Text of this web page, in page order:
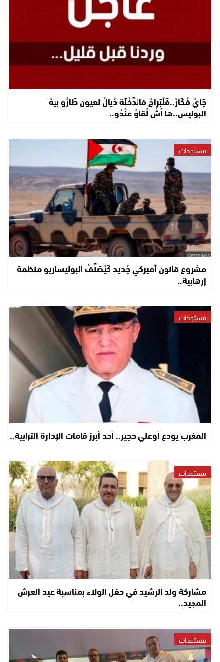
جَايْ فْكَارْ..فَلْبَراجْ فالدَّخْلَة دْيالْ لعيون طَارُو بيهْ
البوليس..هَا أشْ لْقَاوْ عَنْدُو..
مستجدات
مشروع قانون أميركي جْديد كَيْصَنَّفْ البوليساريو منظمة
إرهابية..
مستجدات
المغرب يودع أوعلي حجير.. أحد أبرز قامات الإدارة الترابية..
مستجدات
مشاركة ولد الرشيد في حفل الولاء بمناسبة عيد العرش
المجيد..
مستجدات